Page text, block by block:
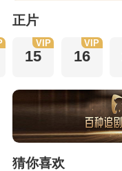
正片
15
VIP
16
VIP
猜你喜欢